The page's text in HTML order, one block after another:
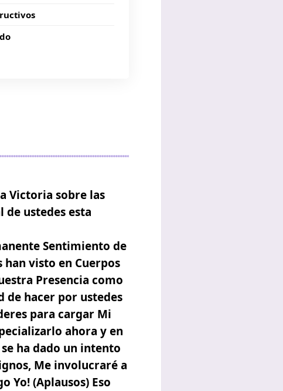
Victoria sobre las
ustedes esta
Sentimiento de
han visto en Cuerpos
Presencia como
de hacer por ustedes
para cargar Mi
ahora y en
ha dado un intento
Me involucraré a
Yo! (Aplausos) Eso